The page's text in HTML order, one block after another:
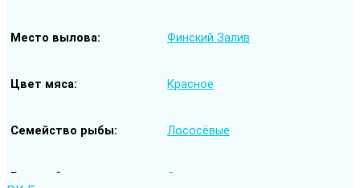
Место вылова Финский Залив
Цвет мяса Красное
Семейство рыбы Лососёвые
Род рыбы Сиг